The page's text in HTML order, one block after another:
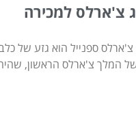
צ'ארלס למכירה
צ'ארלס ספנייל הוא גזע של
המלך צ'ארלס הראשון,